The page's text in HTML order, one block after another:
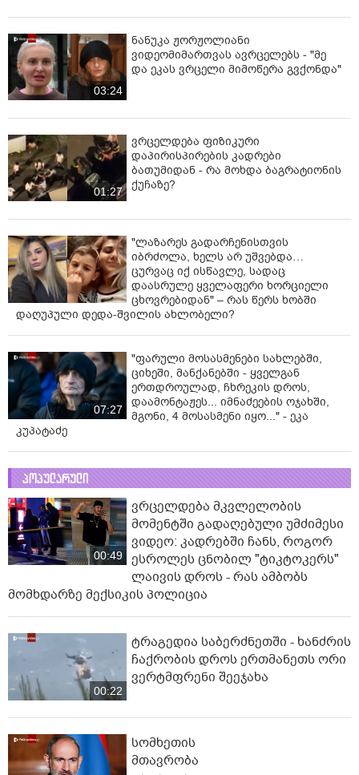
03:24
ნანუკა ჟორჟოლიანი
ვიდეომიმართვას ავრცელებს - "მე
და ეკას ვრცელი მიმოწერა გვქონდა"
01:27
ვრცელდება ფიზიკური
დაპირისპირების კადრები
ბათუმიდან - რა მოხდა ბაგრატიონის
ქუჩაზე?
"ლაზარეს გადარჩენისთვის
იბრძოლა, ხელს არ უშვებდა…
ცურვაც იქ ისწავლე, სადაც
დაასრულე ყველაფერი ხორციელი
ცხოვრებიდან" – რას წერს ხობში
დაღუპული დედა-შვილის ახლობელი?
07:27
"ფარული მოსასმენები სახლებში,
ციხეში, მანქანებში - ყველგან
ერთდროულად, ჩხრეკის დროს,
დაამონტაჟეს... იმნაძეების ოჯახში,
მგონი, 4 მოსასმენი იყო..." - ეკა
კუპატაძე
პოპულარული
00:49
ვრცელდება მკვლელობის
მომენტში გადაღებული უმძიმესი
ვიდეო: კადრებში ჩანს, როგორ
ესროლეს ცნობილ "ტიკტოკერს"
ლაივის დროს - რას ამბობს
მომხდარზე მექსიკის პოლიცია
00:22
ტრაგედია საბერძნეთში - ხანძრის
ჩაქრობის დროს ერთმანეთს ორი
ვერტმფრენი შეეჯახა
სომხეთის
მთავრობა